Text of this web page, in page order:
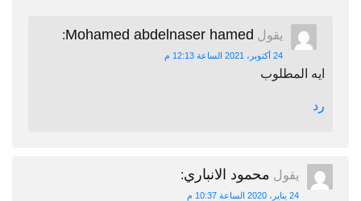
يقول Mohamed abdelnaser hamed
:
24 أكتوبر، 2021 الساعة 12:13 م
ايه المطلوب
رد
يقول محمود الانباري:
24 يناير، 2020 الساعة 10:37 م